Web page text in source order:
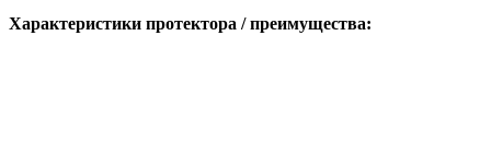
Характеристики протектора / преимущества: